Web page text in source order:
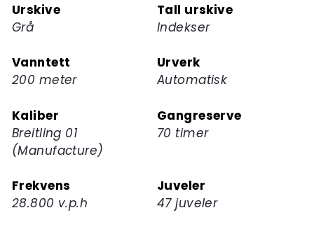
Urskive
Grå
Tall urskive
Indekser
Vanntett
200 meter
Urverk
Automatisk
Kaliber
Breitling 01
(Manufacture)
Gangreserve
70 timer
Frekvens
28.800 v.p.h
Juveler
47 juveler